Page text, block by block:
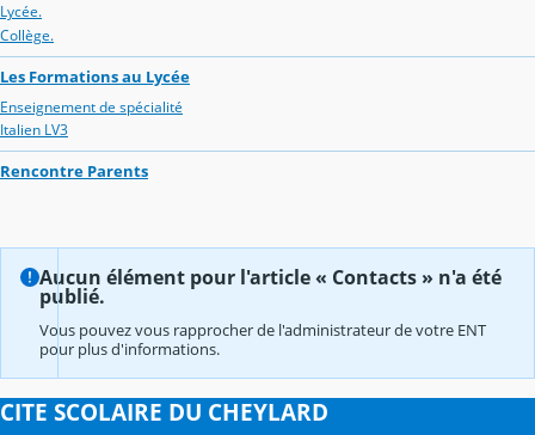
Lycée.
Collège.
Les Formations au Lycée
Enseignement de spécialité
Italien LV3
Rencontre Parents
Aucun élément pour l'article « Contacts » n'a été
publié.
Vous pouvez vous rapprocher de l'administrateur de votre ENT
pour plus d'informations.
CITE SCOLAIRE DU CHEYLARD